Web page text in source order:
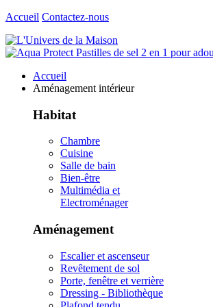
Accueil Contactez-nous
Accueil
Aménagement intérieur
Habitat
Chambre
Cuisine
Salle de bain
Bien-être
Multimédia et
Electroménager
Aménagement
Escalier et ascenseur
Revêtement de sol
Porte, fenêtre et verrière
Dressing - Bibliothèque